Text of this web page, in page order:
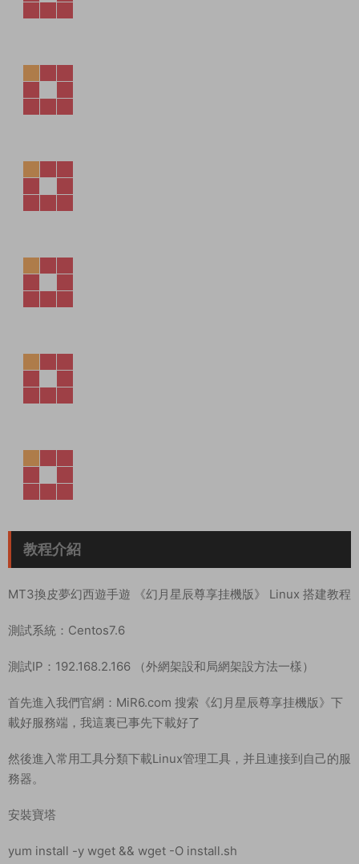
教程介紹
MT3換皮夢幻西遊手遊 《幻月星辰尊享挂機版》 Linux 搭建教程
測試系統：Centos7.6
測試IP：192.168.2.166 （外網架設和局網架設方法一樣）
首先進入我們官網：MiR6.com 搜索《幻月星辰尊享挂機版》下
載好服務端，我這裏已事先下載好了
然後進入常用工具分類下載Linux管理工具，并且連接到自己的服
務器。
安裝寶塔
yum install -y wget && wget -O install.sh